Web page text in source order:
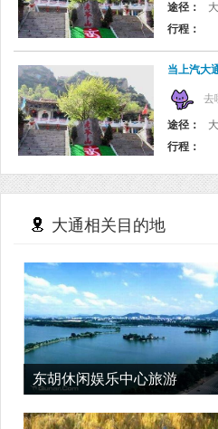
途径：
行程：
当上汽大
去
途径：
行程：
大通相关目的地
东胡休闲娱乐中心旅游